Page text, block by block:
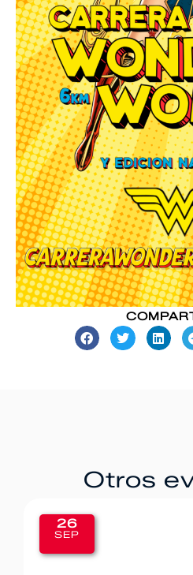
Otros
20
SEP